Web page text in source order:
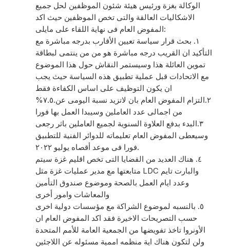
الوكالة بغزة ورئيس هيئة شئون الموظفين لحل جميع
الاشكاليات العالقة والتى تخص الموظفين حيث اكد
المفوض العام فى نهاية اللقاء على مايلى:
١. بحث قرار سياسة تعيين الأقارب بدرجه مباشرة مع
التأكيد ان القريب درجه مباشرة هو من من ينتمى لبطاقة
تموين العائلة هذا وسيستمر النقاش حول هذا الموضوع
مع الاتحادات قبل عملية تطبيق هذه السياسة حيث يجب
ان يكون التوظيف على اساس الكفاءة فقط
٢.التزام المفوض العام بان لاتزيد نسبة اليومى عن.٧.٥%
من اجمالى عدد العاملين وسيبدا العمل بها فورا
٣.البدء بدفع العلاوة السنوية لجميع العاملين باثر رجعى
وسيعطى المفوض العام تعليماته للدوائر الفنية للتطبيق
فورا فى موعد أقصاه يوليو ٢٠٢٢.
٤. هناك العديد من القضايا التى تخص اقليم غزة سيتم
متابعتها مع مدير عمليات غزة مثل LDC والبارت تايم
وعدد ايام العمل بالصحة وموضوع صندوق التأمين
والمعاشات وامور أخرى
٥. بالنسبه لموضوع الشراكة مع مؤسسات دولية اخرى
حسب التصريحات الاخيرة فقد اكد المفوض العام ان
الأونروا تاخذ تفويضها من الجمعية العامة للأمم المتحدة
ولن لتكون هناك اية منظمه اممية مسئوله عن اللاجئين